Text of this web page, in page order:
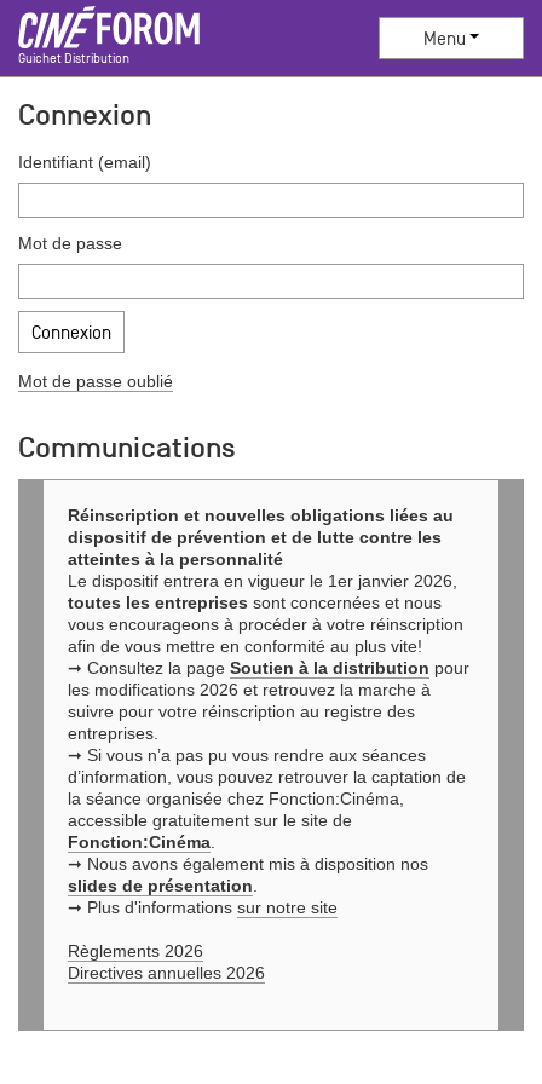
Guichet Distribution
Menu
Connexion
Identifiant (email)
Mot de passe
Connexion
Mot de passe oublié
Communications
Réinscription et nouvelles obligations liées au
dispositif de prévention et de lutte contre les
atteintes à la personnalité
Le dispositif entrera en vigueur le 1er janvier 2026,
toutes les entreprises sont concernées et nous
vous encourageons à procéder à votre réinscription
afin de vous mettre en conformité au plus vite!
➞ Consultez la page Soutien à la distribution pour
les modifications 2026 et retrouvez la marche à
suivre pour votre réinscription au registre des
entreprises.
➞ Si vous n’a pas pu vous rendre aux séances
d’information, vous pouvez retrouver la captation de
la séance organisée chez Fonction:Cinéma,
accessible gratuitement sur le site de
Fonction:Cinéma
➞ Nous avons également mis à disposition nos
slides de présentation
➞ Plus d'informations sur notre site
Règlements 2026
Directives annuelles 2026